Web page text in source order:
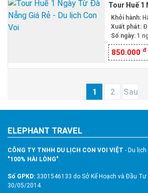
Tour Huế 1
Giá Rẻ
Khởi hành:
Xuất phát:
Số ngày: 1
850.000 đ
1 2 Sau
ELEPHANT TRAVEL
CÔNG TY TNHH DU LỊCH CON VOI VIỆT - Du
"100% HÀI LÒNG".
Số GPKD: 3301546133 do Sở Kế Hoạch và Đầu
30/05/2014.